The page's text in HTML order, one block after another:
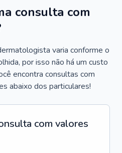
consulta com
varia conforme o
por isso não há um custo
encontra consultas com
abaixo dos particulares!
com valores